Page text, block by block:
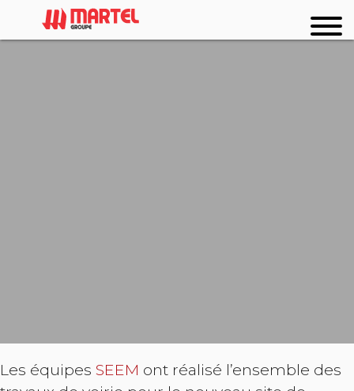
Les équipes SEEM ont réalisé l’ensemble des